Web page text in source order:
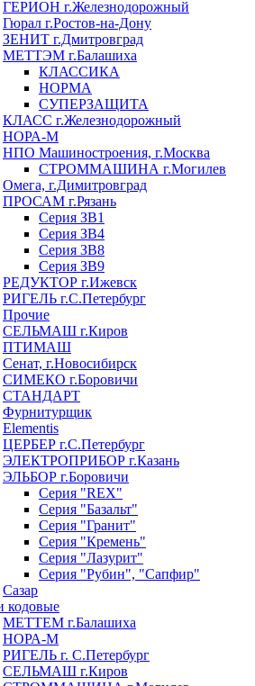
ГЕРИОН г.Железнодорожный
Гюрал г.Ростов-на-Дону
ЗЕНИТ г.Дмитровград
МЕТТЭМ г.Балашиха
КЛАССИКА
НОРМА
СУПЕРЗАЩИТА
КЛАСС г.Железнодорожный
НОРА-М
НПО Машиностроения, г.Москва
СТРОММАШИНА г.Могилев
Омега, г.Димитровград
ПРОСАМ г.Рязань
Серия ЗВ1
Серия ЗВ4
Серия ЗВ8
Серия ЗВ9
РЕДУКТОР г.Ижевск
РИГЕЛЬ г.С.Петербург
Прочие
СЕЛЬМАШ г.Киров
ПТИМАШ
Сенат, г.Новосибирск
СИМЕКО г.Боровичи
СТАНДАРТ
Фурнитурщик
Elementis
ЦЕРБЕР г.С.Петербург
ЭЛЕКТРОПРИБОР г.Казань
ЭЛЬБОР г.Боровичи
Серия "REX"
Серия "Базальт"
Серия "Гранит"
Серия "Кремень"
Серия "Лазурит"
Серия "Рубин", "Сапфир"
Сазар
кодовые
МЕТТЕМ г.Балашиха
НОРА-М
РИГЕЛЬ г. С.Петербург
СЕЛЬМАШ г.Киров